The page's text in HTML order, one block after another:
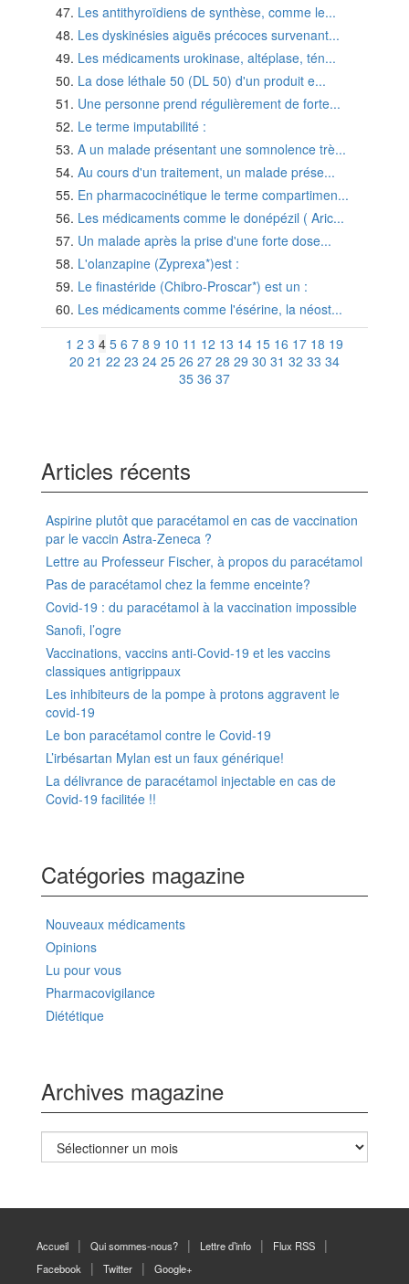
Les antithyroïdiens de synthèse, comme le...
Les dyskinésies aiguës précoces survenant...
Les médicaments urokinase, altéplase, tén...
La dose léthale 50 (DL 50) d'un produit e...
Une personne prend régulièrement de forte...
Le terme imputabilité :
A un malade présentant une somnolence trè...
Au cours d'un traitement, un malade prése...
En pharmacocinétique le terme compartimen...
Les médicaments comme le donépézil ( Aric...
Un malade après la prise d'une forte dose...
L'olanzapine (Zyprexa*)est :
Le finastéride (Chibro-Proscar*) est un :
Les médicaments comme l'ésérine, la néost...
1 2 3 4 5 6 7 8 9 10 11 12 13 14 15 16 17 18 19
20 21 22 23 24 25 26 27 28 29 30 31 32 33 34
35 36 37
Articles récents
Aspirine plutôt que paracétamol en cas de vaccination
par le vaccin Astra-Zeneca ?
Lettre au Professeur Fischer, à propos du paracétamol
Pas de paracétamol chez la femme enceinte?
Covid-19 : du paracétamol à la vaccination impossible
Sanofi, l’ogre
Vaccinations, vaccins anti-Covid-19 et les vaccins
classiques antigrippaux
Les inhibiteurs de la pompe à protons aggravent le
covid-19
Le bon paracétamol contre le Covid-19
L’irbésartan Mylan est un faux générique!
La délivrance de paracétamol injectable en cas de
Covid-19 facilitée !!
Catégories magazine
Nouveaux médicaments
Opinions
Lu pour vous
Pharmacovigilance
Diététique
Archives magazine
Archives
magazine
Accueil Qui sommes-nous? Lettre d’info
Flux RSS
Facebook
Twitter Google+